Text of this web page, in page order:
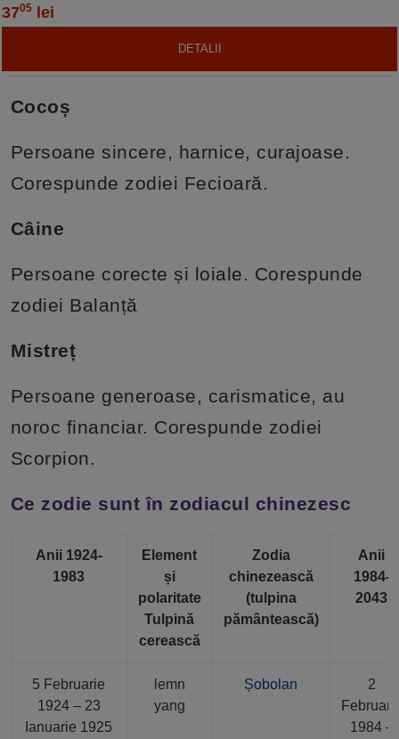
3705 lei
DETALII
Cocoș
Persoane sincere, harnice, curajoase.
Corespunde zodiei Fecioară.
Câine
Persoane corecte și loiale. Corespunde
zodiei Balanță
Mistreț
Persoane generoase, carismatice, au
noroc financiar. Corespunde zodiei
Scorpion.
Ce zodie sunt în zodiacul chinezesc
Anii 1924-
1983
Element
și
polaritate
Tulpină
cerească
Zodia
chinezească
(tulpina
pământească)
Anii
1984-
2043
5 Februarie
1924 – 23
Ianuarie 1925
lemn
yang
Șobolan
2
1984 –